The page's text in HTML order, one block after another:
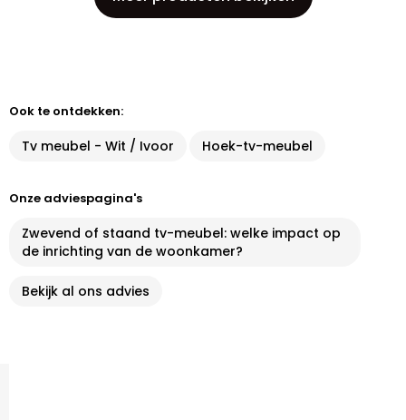
Ook te ontdekken:
Tv meubel - Wit / Ivoor Hoek-tv-meubel
Onze adviespagina's
Zwevend of staand tv-meubel: welke impact op
de inrichting van de woonkamer?
Bekijk al ons advies